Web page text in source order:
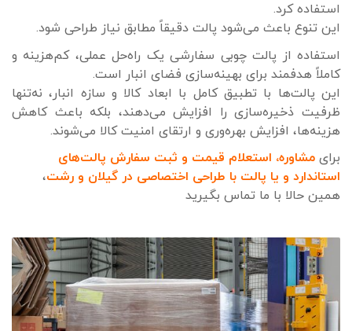
استفاده کرد.
این تنوع باعث می‌شود پالت دقیقاً مطابق نیاز طراحی شود.
استفاده از پالت چوبی سفارشی یک راه‌حل عملی، کم‌هزینه و
کاملاً هدفمند برای بهینه‌سازی فضای انبار است.
این پالت‌ها با تطبیق کامل با ابعاد کالا و سازه انبار، نه‌تنها
ظرفیت ذخیره‌سازی را افزایش می‌دهند، بلکه باعث کاهش
هزینه‌ها، افزایش بهره‌وری و ارتقای امنیت کالا می‌شوند.
برای مشاوره، استعلام قیمت و ثبت سفارش پالت‌های
استاندارد و یا پالت با طراحی اختصاصی در گیلان و رشت،
همین حالا با ما تماس بگیرید